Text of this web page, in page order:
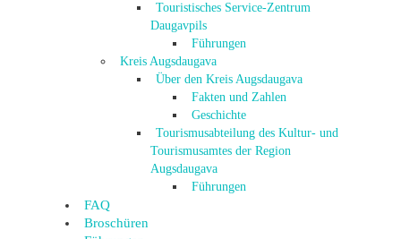
Touristisches Service-Zentrum
Daugavpils
Führungen
Kreis Augsdaugava
Über den Kreis Augsdaugava
Fakten und Zahlen
Geschichte
Tourismusabteilung des Kultur- und
Tourismusamtes der Region
Augsdaugava
Führungen
FAQ
Broschüren